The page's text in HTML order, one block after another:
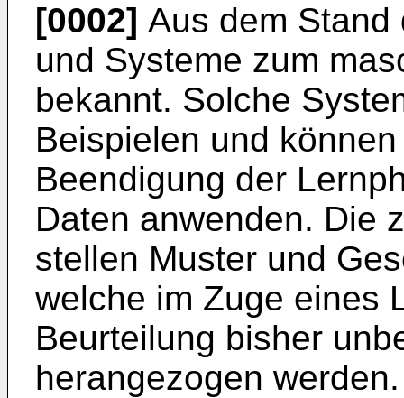
[0002] Aus dem Stand
und Systeme zum
bekannt. Solche
Beispielen und
Beendigung der
Daten anwenden. Die
stellen Muster und
welche im Zuge eines
Beurteilung bisher
herangezogen werden.